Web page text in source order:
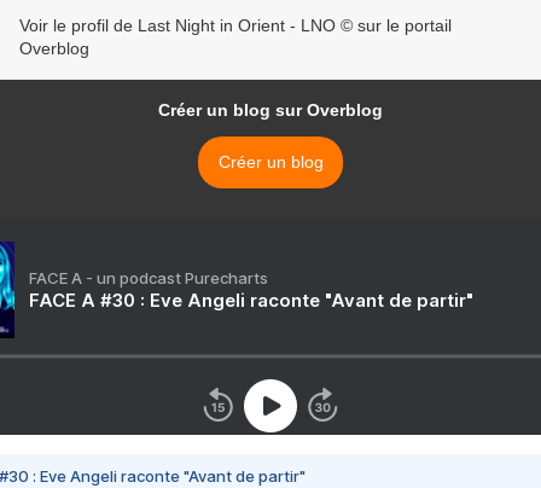
Voir le profil de Last Night in Orient - LNO © sur le portail
Overblog
Créer un blog sur Overblog
Créer un blog
FACE A - un podcast Purecharts
FACE A #30 : Eve Angeli raconte "Avant de partir"
#30 : Eve Angeli raconte "Avant de partir"